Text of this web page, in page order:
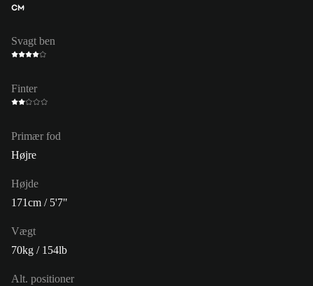
CM
Svagt ben
Finter
Primær fod
Højre
Højde
171cm / 5'7"
Vægt
70kg / 154lb
Alt. positioner